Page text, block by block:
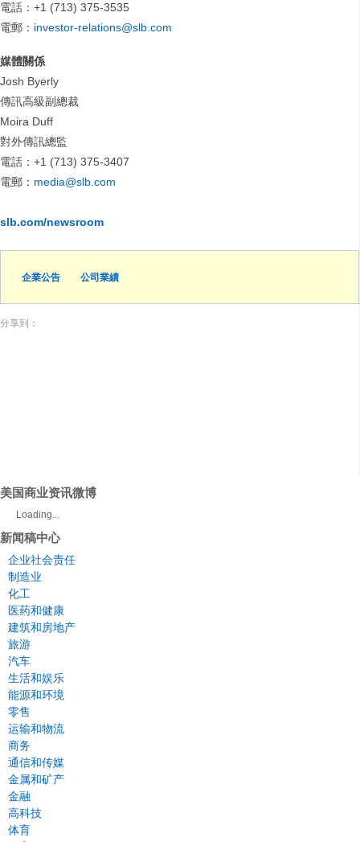
電話：+1 (713) 375-3535
電郵： investor-relations@slb.com
媒體關係
Josh Byerly
傳訊高級副總裁
Moira Duff
對外傳訊總監
電話：+1 (713) 375-3407
電郵： media@slb.com
slb.com/newsroom
企業公告 公司業績
分享到：
美国商业资讯微博
Loading...
新闻稿中心
企业社会责任
制造业
化工
医药和健康
建筑和房地产
旅游
汽车
生活和娱乐
能源和环境
零售
运输和物流
商务
通信和传媒
金属和矿产
金融
高科技
体育